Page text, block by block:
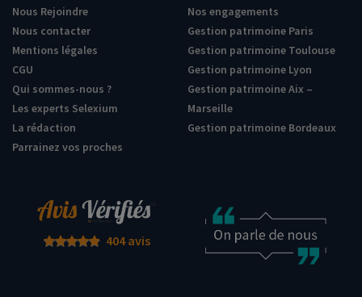
Nous Rejoindre
Nous contacter
Mentions légales
CGU
Qui sommes-nous ?
Les experts Selexium
La rédaction
Parrainez vos proches
Nos engagements
Gestion patrimoine Paris
Gestion patrimoine Toulouse
Gestion patrimoine Lyon
Gestion patrimoine Aix –
Marseille
Gestion patrimoine Bordeaux
404 avis